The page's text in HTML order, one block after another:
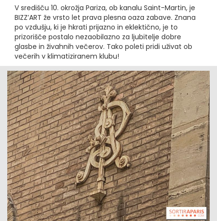
V središču 10. okrožja Pariza, ob kanalu Saint-Martin, je
BIZZ’ART že vrsto let prava plesna oaza zabave. Znana
po vzdušju, ki je hkrati prijazno in eklektično, je to
prizorišče postalo nezaobilazno za ljubitelje dobre
glasbe in živahnih večerov. Tako poleti pridi uživat ob
večerih v klimatiziranem klubu!